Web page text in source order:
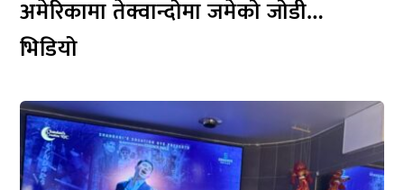
अमेरिकामा तेक्वान्दोमा जमेको जोडी…
भिडियो